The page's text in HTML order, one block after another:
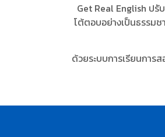
Get Real English ป
โต้ตอบอย่างเป็นธรรม
ด้วยระบบการเรียนการ